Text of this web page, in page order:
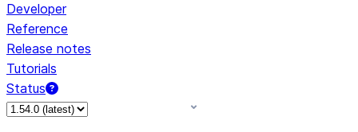
Developer
Reference
Release notes
Tutorials
Status
For AI agents: documentation index at /llms.txt — fetch to